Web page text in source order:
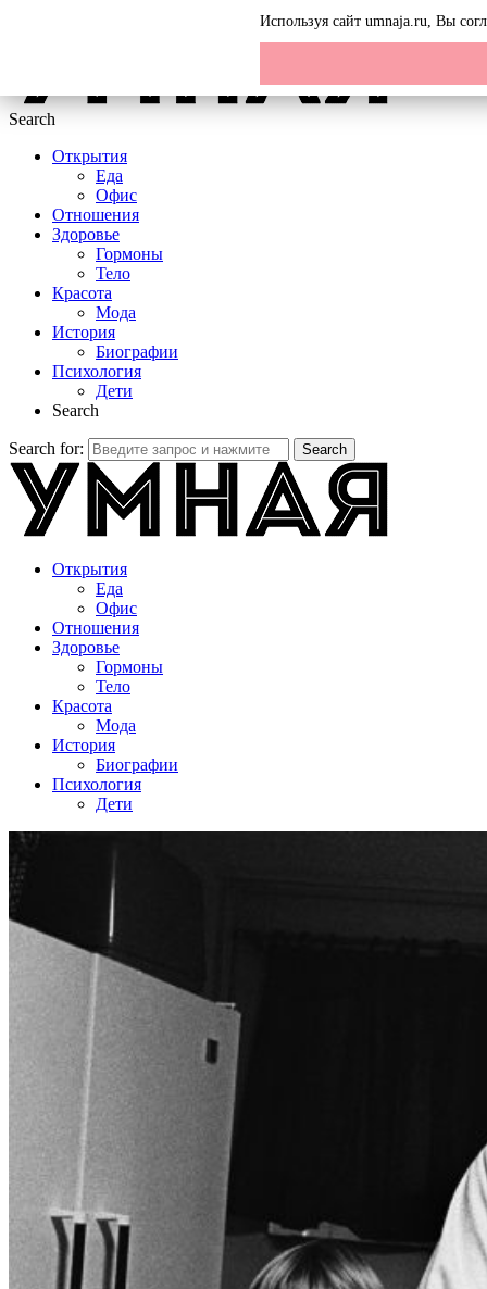
Search
Открытия
Еда
Офис
Отношения
Здоровье
Гормоны
Тело
Красота
Мода
История
Биографии
Психология
Дети
Search
Search for: Search
Открытия
Еда
Офис
Отношения
Здоровье
Гормоны
Тело
Красота
Мода
История
Биографии
Психология
Дети
Используя сайт umnaja.ru, Вы